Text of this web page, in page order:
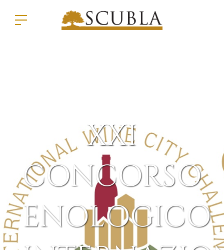
XXI
CONCORSO
ENOLOGICO